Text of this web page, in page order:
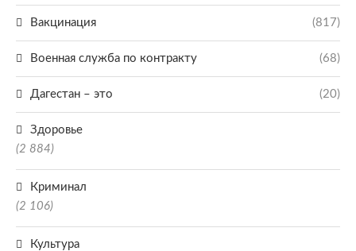
Вакцинация (817)
Военная служба по контракту (68)
Дагестан – это (20)
Здоровье
(2 884)
Криминал
(2 106)
Культура